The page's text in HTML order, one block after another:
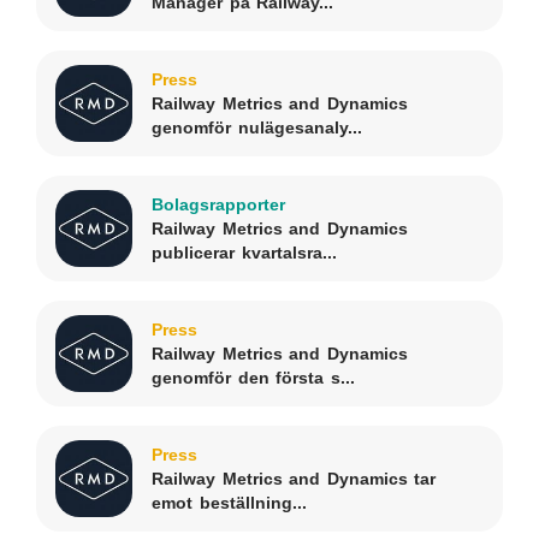
Press
Railway Metrics and Dynamics
genomför nulägesanaly...
Bolagsrapporter
Railway Metrics and Dynamics
publicerar kvartalsra...
Press
Railway Metrics and Dynamics
genomför den första s...
Press
Railway Metrics and Dynamics tar
emot beställning...